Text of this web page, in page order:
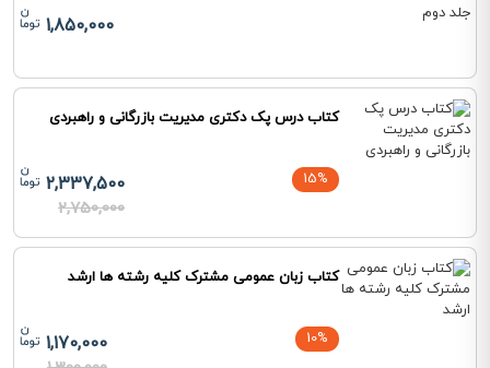
1,850,000
کتاب درس پک دکتری مدیریت بازرگانی و راهبردی
15%
2,337,500
2,750,000
کتاب زبان عمومی مشترک کلیه رشته ها ارشد
10%
1,170,000